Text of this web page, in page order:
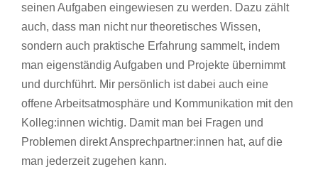
seinen Aufgaben eingewiesen zu werden. Dazu zählt
auch, dass man nicht nur theoretisches Wissen,
sondern auch praktische Erfahrung sammelt, indem
man eigenständig Aufgaben und Projekte übernimmt
und durchführt. Mir persönlich ist dabei auch eine
offene Arbeitsatmosphäre und Kommunikation mit den
Kolleg:innen wichtig. Damit man bei Fragen und
Problemen direkt Ansprechpartner:innen hat, auf die
man jederzeit zugehen kann.